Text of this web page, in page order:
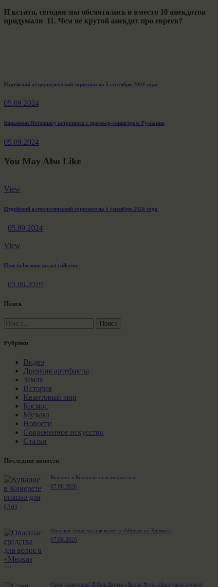
И кстати, сегодня мы обсчитались и вместо 10 анекдотов
придумали 11. Чем не крутой анекдот про евреев?
Навигация
по
Previous
Иудейский астрологический гороскоп на 5 сентября 2024 года
05.09.2024
Next
Биньямин Нетаниягу встретился с премьер-министром Румынии
05.09.2024
You May Also Like
View
Иудейский астрологический гороскоп на 5 сентября 2024 года
05.09.2024
View
How to become an art collector
03.06.2019
Поиск
Найти:
Рубрики
Видео
Древние артефакты
Земля
История
Квантовый мир
Космос
Музыка
Новости
Современное искусство
Статьи
Последние новости
Купание в Кинерете опасно для глаз
07.08.2026
Опасные средства для волос в «Мерказ ха-Халакот»
07.08.2026
Стоп, аллергики! В Petit Beurre «Вилли-Фуд» обнаружен кунжут